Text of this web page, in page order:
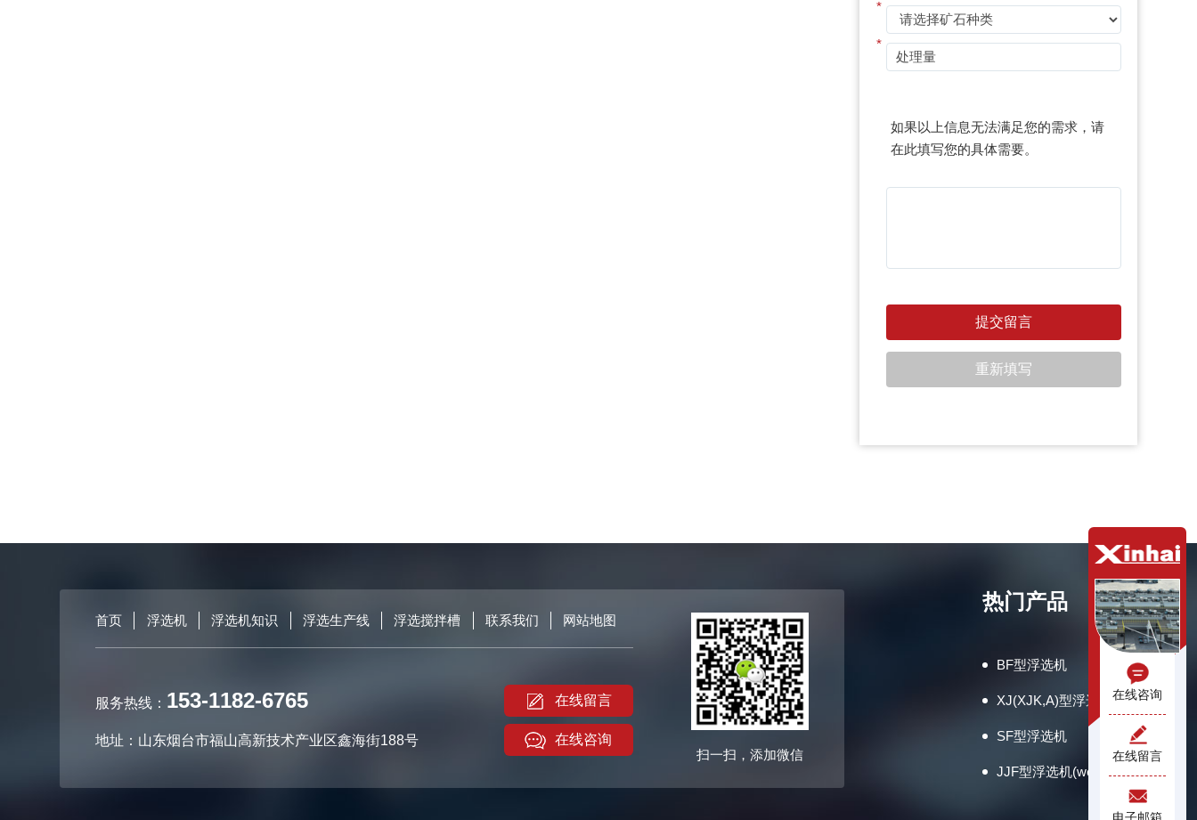
*
*
如果以上信息无法满足您的需求，请
在此填写您的具体需要。
首页 浮选机 浮选机知识 浮选生产线 浮选搅拌槽 联系我们 网站地图
服务热线： 153-1182-6765
地址：山东烟台市福山高新技术产业区鑫海街188号
在线留言
在线咨询
扫一扫，添加微信
热门产品
BF型浮选机
XJ(XJK,A)型浮选机
SF型浮选机
JJF型浮选机(wemco型)
在线咨询
在线留言